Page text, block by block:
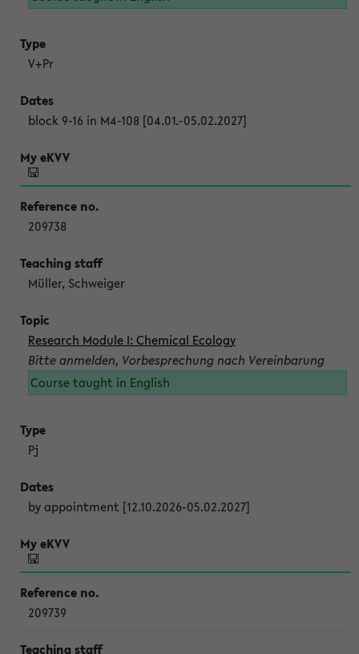
V+Pr
block 9-16 in M4-108 [04.01.-05.02.2027]
209738
Müller, Schweiger
Research Module I: Chemical Ecology
Bitte anmelden, Vorbesprechung nach Vereinbarung
Course taught in English
Pj
by appointment [12.10.2026-05.02.2027]
209739